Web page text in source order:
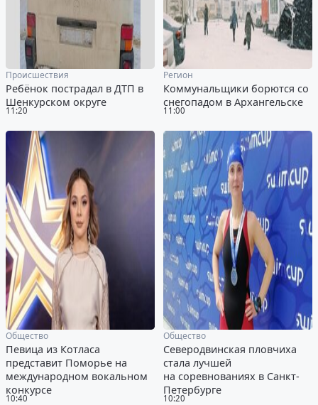
11:20
Происшествия
Ребёнок пострадал в ДТП в
Шенкурском округе
11:00
Регион
Коммунальщики борются со
снегопадом в Архангельске
10:40
Общество
Певица из Котласа
представит Поморье на
международном вокальном
конкурсе
10:20
Общество
Северодвинская пловчиха
стала лучшей
на соревнованиях в Санкт-
Петербурге